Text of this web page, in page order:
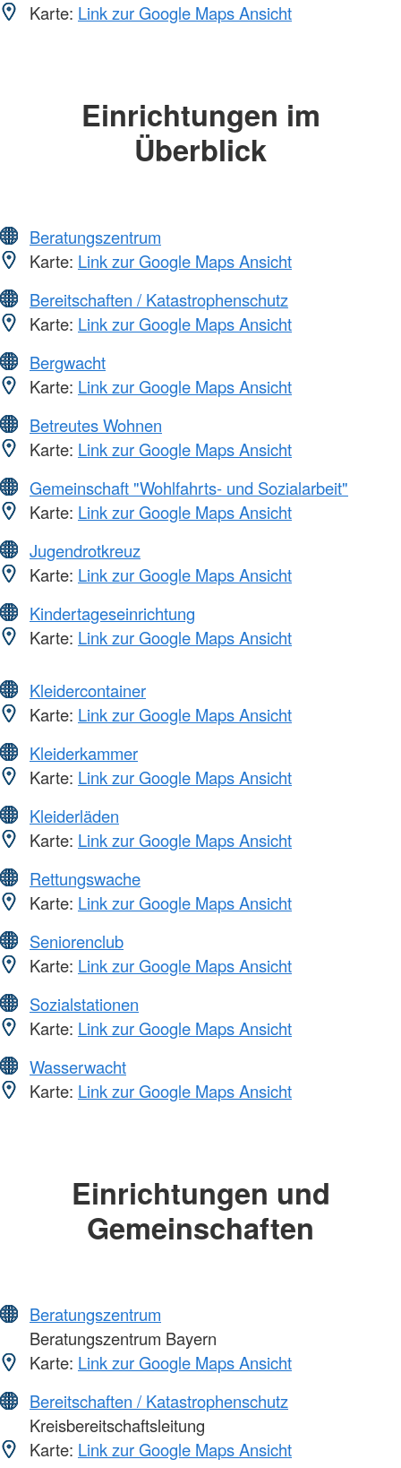
Karte: Link zur Google Maps Ansicht
Einrichtungen im
Überblick
Beratungszentrum
Karte: Link zur Google Maps Ansicht
Bereitschaften / Katastrophenschutz
Karte: Link zur Google Maps Ansicht
Bergwacht
Karte: Link zur Google Maps Ansicht
Betreutes Wohnen
Karte: Link zur Google Maps Ansicht
Gemeinschaft "Wohlfahrts- und Sozialarbeit"
Karte: Link zur Google Maps Ansicht
Jugendrotkreuz
Karte: Link zur Google Maps Ansicht
Kindertageseinrichtung
Karte: Link zur Google Maps Ansicht
Kleidercontainer
Karte: Link zur Google Maps Ansicht
Kleiderkammer
Karte: Link zur Google Maps Ansicht
Kleiderläden
Karte: Link zur Google Maps Ansicht
Rettungswache
Karte: Link zur Google Maps Ansicht
Seniorenclub
Karte: Link zur Google Maps Ansicht
Sozialstationen
Karte: Link zur Google Maps Ansicht
Wasserwacht
Karte: Link zur Google Maps Ansicht
Einrichtungen und
Gemeinschaften
Beratungszentrum
Beratungszentrum Bayern
Karte: Link zur Google Maps Ansicht
Bereitschaften / Katastrophenschutz
Kreisbereitschaftsleitung
Karte: Link zur Google Maps Ansicht